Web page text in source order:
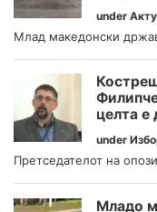
under
Млад македонски
целта
under
Претседателот на
Младо